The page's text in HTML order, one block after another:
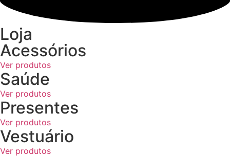
Loja
Acessórios
Ver produtos
Saúde
Ver produtos
Presentes
Ver produtos
Vestuário
Ver produtos